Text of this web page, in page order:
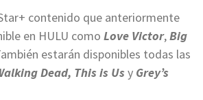
contenido que anteriormente
en HULU como Love Victor,Big
estarán disponibles todas las
Dead, This is Usy Grey’s